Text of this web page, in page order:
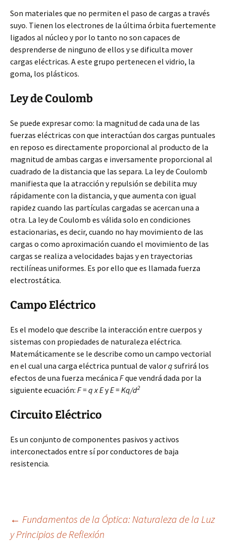
Son materiales que no permiten el paso de cargas a través
suyo. Tienen los electrones de la última órbita fuertemente
ligados al núcleo y por lo tanto no son capaces de
desprenderse de ninguno de ellos y se dificulta mover
cargas eléctricas. A este grupo pertenecen el vidrio, la
goma, los plásticos.
Ley de Coulomb
Se puede expresar como: la magnitud de cada una de las
fuerzas eléctricas con que interactúan dos cargas puntuales
en reposo es directamente proporcional al producto de la
magnitud de ambas cargas e inversamente proporcional al
cuadrado de la distancia que las separa. La ley de Coulomb
manifiesta que la atracción y repulsión se debilita muy
rápidamente con la distancia, y que aumenta con igual
rapidez cuando las partículas cargadas se acercan una a
otra. La ley de Coulomb es válida solo en condiciones
estacionarias, es decir, cuando no hay movimiento de las
cargas o como aproximación cuando el movimiento de las
cargas se realiza a velocidades bajas y en trayectorias
rectilíneas uniformes. Es por ello que es llamada fuerza
electrostática.
Campo Eléctrico
Es el modelo que describe la interacción entre cuerpos y
sistemas con propiedades de naturaleza eléctrica.
Matemáticamente se le describe como un campo vectorial
en el cual una carga eléctrica puntual de valorq sufrirá los
efectos de una fuerza mecánica Fque vendrá dada por la
siguiente ecuación: F = q x EyE = Kq/d2
Circuito Eléctrico
Es un conjunto de componentes pasivos y activos
interconectados entre sí por conductores de baja
resistencia.
Navegación
← Fundamentos de la Óptica: Naturaleza de la Luz
y Principios de Reflexión